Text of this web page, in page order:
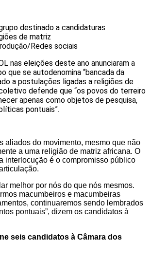
destinado a candidaturas
de matriz
Redes sociais
nas eleições deste ano anunciaram a
que se autodenomina “bancada da
a postulações ligadas a religiões de
defende que “os povos do terreiro
apenas como objetos de pesquisa,
pontuais”.
aliados do movimento, mesmo que não
a uma religião de matriz africana. O
interlocução é o compromisso público
melhor por nós do que nós mesmos.
macumbeiros e macumbeiras
continuaremos sendo lembrados
pontuais”, dizem os candidatos à
seis candidatos à Câmara dos